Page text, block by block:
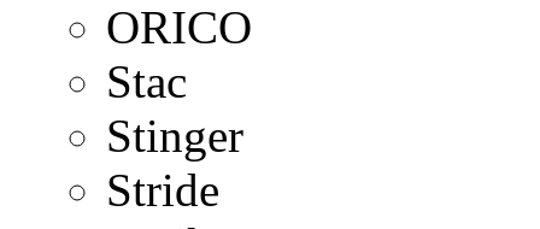
ORICO
Stac
Stinger
Stride